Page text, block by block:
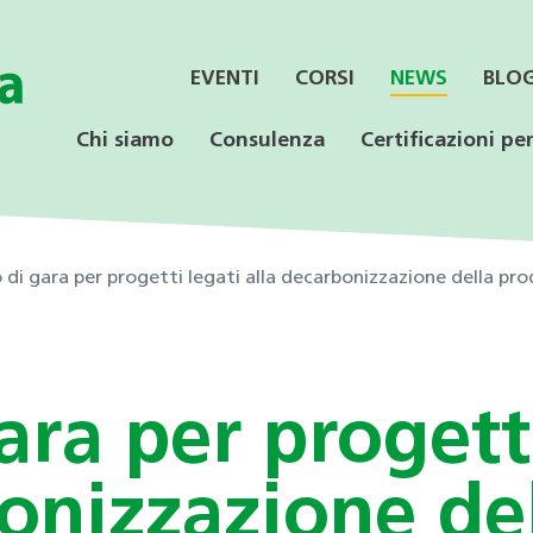
EVENTI CORSI NEWS
Chi siamo
Informazione ai Comuni
Consulenza orientativa
Consulenza
Calore rinnovabile
CECE
Certificazioni
Minergie
CECE
Incentivi federali e
cantonali
Programmi di consulenza
Educazione ambientale
di gara per progetti legati alla decarbonizzazione della
per